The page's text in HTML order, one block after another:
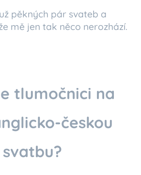
pěkných pár svateb a
mě jen tak něco nerozhází.
tlumočnici na
českou
svatbu?